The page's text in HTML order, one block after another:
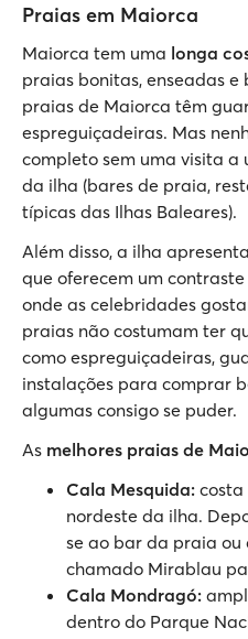
Praias em Maiorca
Maiorca tem uma longa
praias bonitas, enseadas
praias de Maiorca têm
espreguiçadeiras. Mas
completo sem uma visita a
da ilha (bares de praia,
típicas das Ilhas Baleares).
Além disso, a ilha
que oferecem um
onde as celebridades
praias não costumam ter
como espreguiçadeiras,
instalações para comprar
algumas consigo se puder.
As melhores praias de
Cala Mesquida:
nordeste da ilha.
se ao bar da praia
chamado Mirablau
Cala Mondragó:
dentro do Parque